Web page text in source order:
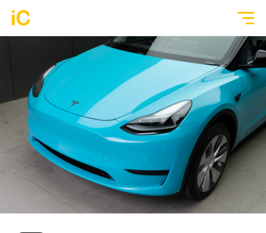
鍍膜塗層
GYEON 傳統鍍膜塗層
ULGO® Black Infinity™ 自修復鍍膜
PPF 車漆保護膜
透明 GYEON® PPF
轉色 OM® Individual Color PPF
全部作品
透明 PPF
轉色 Color PPF
鍍膜 Coating